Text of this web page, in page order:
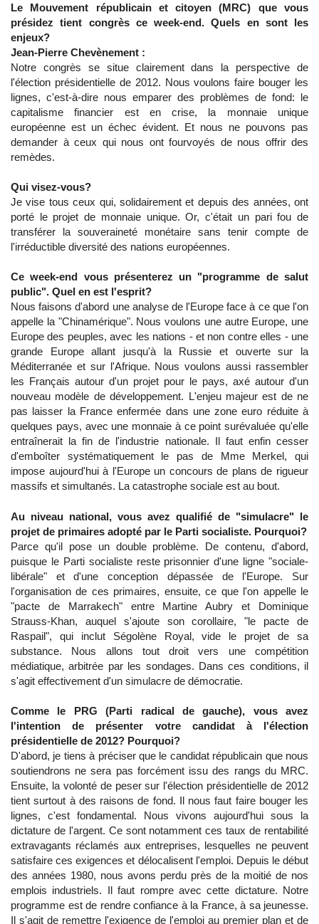
Le Mouvement républicain et citoyen (MRC) que vous
présidez tient congrès ce week-end. Quels en sont les
enjeux?
Jean-Pierre Chevènement :
Notre congrès se situe clairement dans la perspective de
l'élection présidentielle de 2012. Nous voulons faire bouger les
lignes, c'est-à-dire nous emparer des problèmes de fond: le
capitalisme financier est en crise, la monnaie unique
européenne est un échec évident. Et nous ne pouvons pas
demander à ceux qui nous ont fourvoyés de nous offrir des
remèdes.
Qui visez-vous?
Je vise tous ceux qui, solidairement et depuis des années, ont
porté le projet de monnaie unique. Or, c'était un pari fou de
transférer la souveraineté monétaire sans tenir compte de
l'irréductible diversité des nations européennes.
Ce week-end vous présenterez un "programme de salut
public". Quel en est l'esprit?
Nous faisons d'abord une analyse de l'Europe face à ce que l'on
appelle la "Chinamérique". Nous voulons une autre Europe, une
Europe des peuples, avec les nations - et non contre elles - une
grande Europe allant jusqu'à la Russie et ouverte sur la
Méditerranée et sur l'Afrique. Nous voulons aussi rassembler
les Français autour d'un projet pour le pays, axé autour d'un
nouveau modèle de développement. L'enjeu majeur est de ne
pas laisser la France enfermée dans une zone euro réduite à
quelques pays, avec une monnaie à ce point surévaluée qu'elle
entraînerait la fin de l'industrie nationale. Il faut enfin cesser
d'emboîter systématiquement le pas de Mme Merkel, qui
impose aujourd'hui à l'Europe un concours de plans de rigueur
massifs et simultanés. La catastrophe sociale est au bout.
Au niveau national, vous avez qualifié de "simulacre" le
projet de primaires adopté par le Parti socialiste. Pourquoi?
Parce qu'il pose un double problème. De contenu, d'abord,
puisque le Parti socialiste reste prisonnier d'une ligne "sociale-
libérale" et d'une conception dépassée de l'Europe. Sur
l'organisation de ces primaires, ensuite, ce que l'on appelle le
"pacte de Marrakech" entre Martine Aubry et Dominique
Strauss-Khan, auquel s'ajoute son corollaire, "le pacte de
Raspail", qui inclut Ségolène Royal, vide le projet de sa
substance. Nous allons tout droit vers une compétition
médiatique, arbitrée par les sondages. Dans ces conditions, il
s'agit effectivement d'un simulacre de démocratie.
Comme le PRG (Parti radical de gauche), vous avez
l'intention de présenter votre candidat à l'élection
présidentielle de 2012? Pourquoi?
D'abord, je tiens à préciser que le candidat républicain que nous
soutiendrons ne sera pas forcément issu des rangs du MRC.
Ensuite, la volonté de peser sur l'élection présidentielle de 2012
tient surtout à des raisons de fond. Il nous faut faire bouger les
lignes, c'est fondamental. Nous vivons aujourd'hui sous la
dictature de l'argent. Ce sont notamment ces taux de rentabilité
extravagants réclamés aux entreprises, lesquelles ne peuvent
satisfaire ces exigences et délocalisent l'emploi. Depuis le début
des années 1980, nous avons perdu près de la moitié de nos
emplois industriels. Il faut rompre avec cette dictature. Notre
programme est de rendre confiance à la France, à sa jeunesse.
Il s'agit de remettre l'exigence de l'emploi au premier plan et de